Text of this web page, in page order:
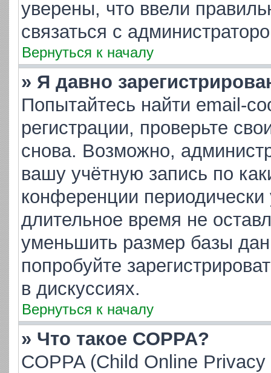
уверены, что ввели
связаться с
Вернуться к началу
» Я давно
Попытайтесь найти email-
регистрации, проверьте
снова. Возможно,
вашу учётную запись по
конференции
длительное время не
уменьшить размер базы
попробуйте
в дискуссиях.
Вернуться к началу
» Что такое COPPA?
COPPA (Child Online